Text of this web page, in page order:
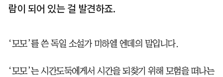
람이 되어 있는 걸 발견하죠.
‘모모’를 쓴 독일 소설가 미하엘 엔데의 말입니다.
‘모모’는 시간도둑에게서 시간을 되찾기 위해 모험을 떠나는